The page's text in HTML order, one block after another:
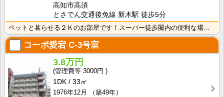
高知市高須
とさでん交通後免線 新木駅 徒歩5分
コーポ愛宕 C-3号室
3.8万円
3000円
1DK
33㎡
1976年12月
（築49年）